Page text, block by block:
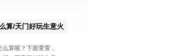
算/天门好玩生意火
算呢？下面萱萱，